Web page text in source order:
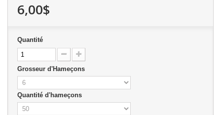
6,00$
Quantité
Grosseur d'Hameçons
Quantité d'hameçons